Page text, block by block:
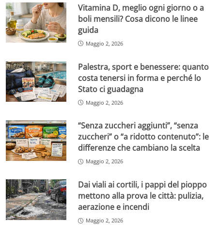
Vitamina D, meglio ogni giorno o a
boli mensili? Cosa dicono le linee
guida
Maggio 2, 2026
Palestra, sport e benessere: quanto
costa tenersi in forma e perché lo
Stato ci guadagna
Maggio 2, 2026
“Senza zuccheri aggiunti”, “senza
zuccheri” o “a ridotto contenuto”: le
differenze che cambiano la scelta
Maggio 2, 2026
Dai viali ai cortili, i pappi del pioppo
mettono alla prova le città: pulizia,
aerazione e incendi
Maggio 2, 2026